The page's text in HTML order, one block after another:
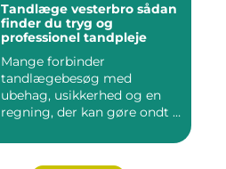
Tandlæge vesterbro sådan
finder du tryg og
professionel tandpleje
Mange forbinder
tandlægebesøg med
ubehag, usikkerhed og en
regning, der kan gøre ondt i